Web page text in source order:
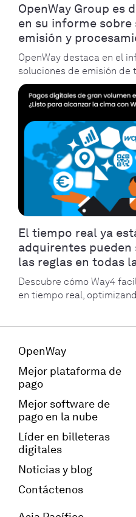
OpenWay Group es
en su informe sobre
emisión y
OpenWay destaca en el
soluciones de emisión de
El tiempo real ya
adquirentes
las reglas en todas
Descubre cómo Way4
en tiempo real,
OpenWay
Mejor plataforma de
pago
Mejor software de
pago en la nube
Líder en billeteras
digitales
Noticias y blog
Contáctenos